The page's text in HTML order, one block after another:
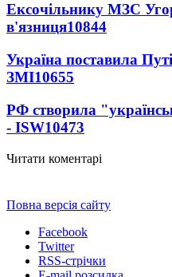
Ексочільнику МЗС
в'язниця10844
Україна поставила
ЗМІ10655
РФ створила
- ISW10473
Читати коментарі
Повна версія сайту
Facebook
Twitter
RSS-стрічки